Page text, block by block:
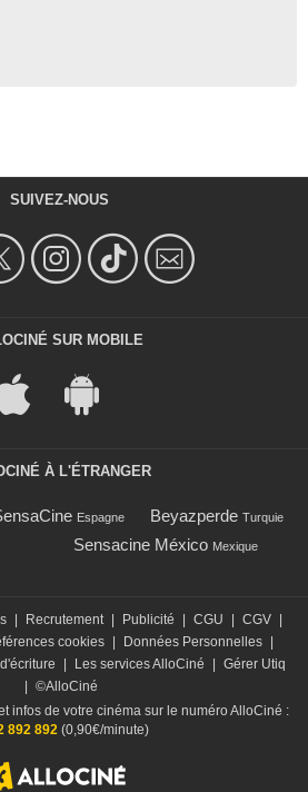
SUIVEZ-NOUS
SUR MOBILE
À L'ÉTRANGER
Espagne Beyazperde Turquie
Sensacine México Mexique
Recrutement Publicité CGU CGV
cookies Données Personnelles
Les services AlloCiné
Gérer Utiq
©AlloCiné
infos de votre cinéma sur le numéro AlloCiné :
892 892(0,90€/minute)